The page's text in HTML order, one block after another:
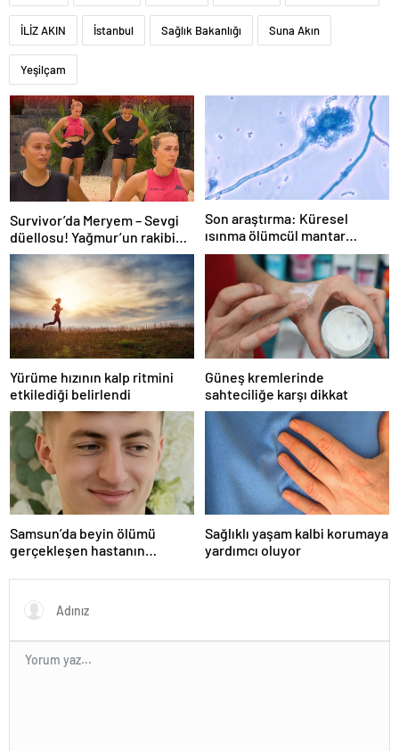
İLİZ AKIN İstanbul Sağlık Bakanlığı Suna Akın
Yeşilçam
Survivor’da Meryem – Sevgi
düellosu! Yağmur’un rakibi
belli oldu
Son araştırma: Küresel
ısınma ölümcül mantar
hastalığını yayabilir
Yürüme hızının kalp ritmini
etkilediği belirlendi
Güneş kremlerinde
sahteciliğe karşı dikkat
Samsun’da beyin ölümü
gerçekleşen hastanın
Sağlıklı yaşam kalbi korumaya
yardımcı oluyor